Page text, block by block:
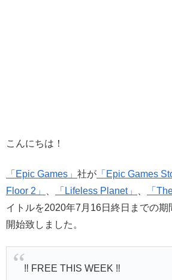
こんにちは！
「Epic Games」 社が 「Epic Games
Floor 2」
「Lifeless Planet」 「
イトルを2020年7月16日終日までの期
開始致しました。
‼️ FREE THIS WEEK ‼️